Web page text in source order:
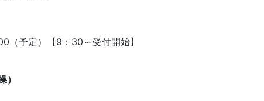
予定）【9：30～受付開始】